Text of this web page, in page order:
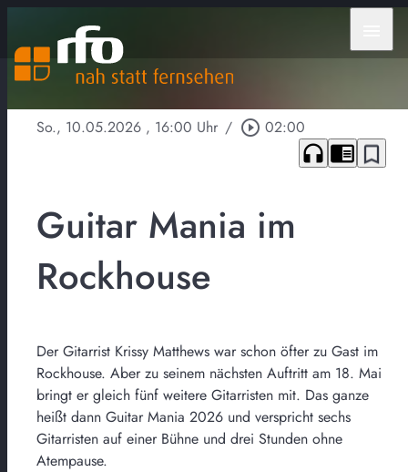
So., 10.05.2026 , 16:00 Uhr / play_circle_outline 02:00
headphones chrome_reader_mode bookmark_border
Guitar Mania im
Rockhouse
Der Gitarrist Krissy Matthews war schon öfter zu Gast im
Rockhouse. Aber zu seinem nächsten Auftritt am 18. Mai
bringt er gleich fünf weitere Gitarristen mit. Das ganze
heißt dann Guitar Mania 2026 und verspricht sechs
Gitarristen auf einer Bühne und drei Stunden ohne
Atempause.